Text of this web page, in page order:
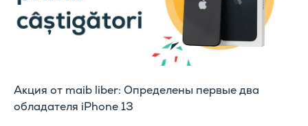
Акция от maib liber: Определены первые два
обладателя iPhone 13